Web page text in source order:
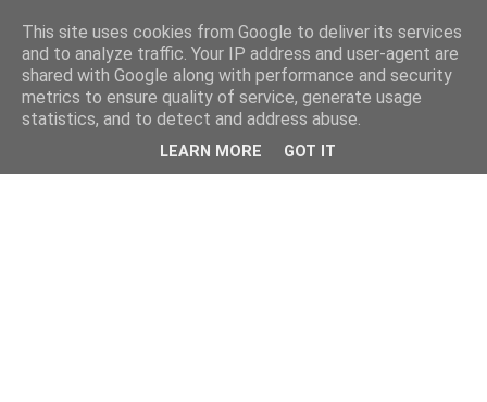
This site uses cookies from Google to deliver its services
and to analyze traffic. Your IP address and user-agent are
shared with Google along with performance and security
metrics to ensure quality of service, generate usage
statistics, and to detect and address abuse.
LEARN MORE GOT IT